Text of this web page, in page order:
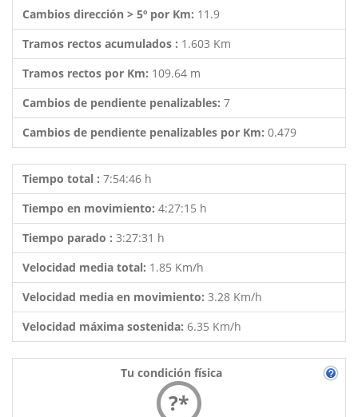
Cambios dirección > 5º por Km: 11.9
Tramos rectos acumulados : 1.603 Km
Tramos rectos por Km: 109.64 m
Cambios de pendiente penalizables: 7
Cambios de pendiente penalizables por Km: 0.479
Tiempo total : 7:54:46 h
Tiempo en movimiento: 4:27:15 h
Tiempo parado : 3:27:31 h
Velocidad media total: 1.85 Km/h
Velocidad media en movimiento: 3.28 Km/h
Velocidad máxima sostenida: 6.35 Km/h
Tu condición física
?*